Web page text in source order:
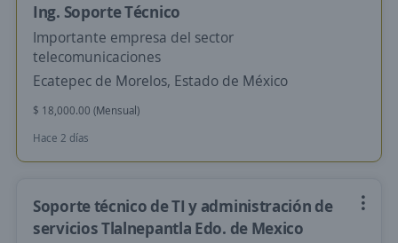
Ing. Soporte Técnico
Importante empresa del sector
telecomunicaciones
Ecatepec de Morelos, Estado de México
$ 18,000.00 (Mensual)
Hace 2 días
Soporte técnico de TI y administración de
servicios Tlalnepantla Edo. de Mexico